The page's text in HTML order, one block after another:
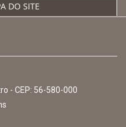
DO SITE
- CEP: 56-580-000